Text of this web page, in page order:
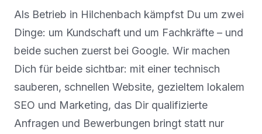
Als Betrieb in Hilchenbach kämpfst Du um zwei
Dinge: um Kundschaft und um Fachkräfte – und
beide suchen zuerst bei Google. Wir machen
Dich für beide sichtbar: mit einer technisch
sauberen, schnellen Website, gezieltem lokalem
SEO und Marketing, das Dir qualifizierte
Anfragen und Bewerbungen bringt statt nur